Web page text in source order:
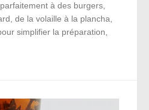
à des burgers,
de la volaille à la plancha,
simplifier la préparation,